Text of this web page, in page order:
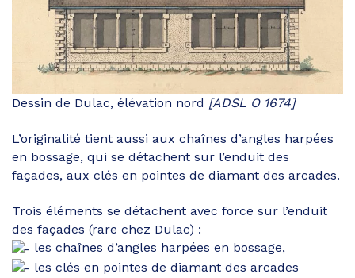
Dessin de Dulac, élévation nord [ADSL O 1674]
L’originalité tient aussi aux chaînes d’angles harpées
en bossage, qui se détachent sur l’enduit des
façades, aux clés en pointes de diamant des arcades.
Trois éléments se détachent avec force sur l’enduit
des façades (rare chez Dulac) :
les chaînes d’angles harpées en bossage,
les clés en pointes de diamant des arcades